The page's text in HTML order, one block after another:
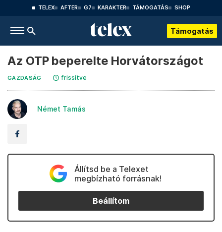
TELEX AFTER G7 KARAKTER TÁMOGATÁS SHOP
Támogatás
Az OTP beperelte Horvátországot
GAZDASÁG frissítve
Német Tamás
Állítsd be a Telexet
megbízható forrásnak!
Beállítom